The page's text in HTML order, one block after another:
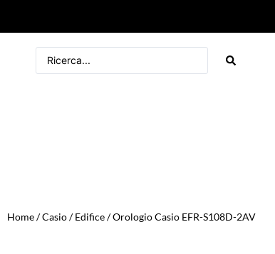
Home/Casio/Edifice/ Orologio Casio EFR-S108D-2AV